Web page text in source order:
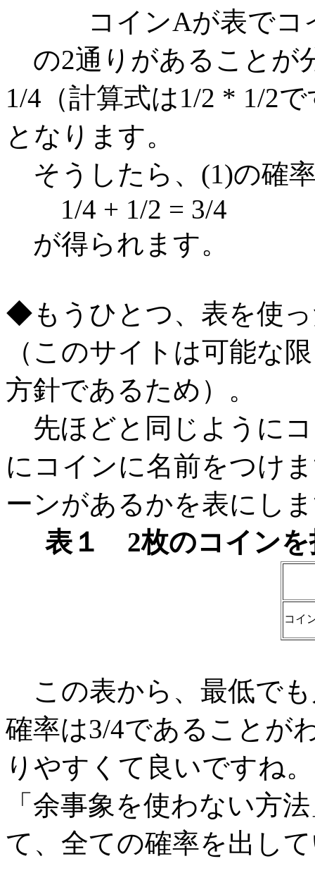
コインAが表でコ
の2通りがあることが
1/4（計算式は1/2 * 1/2
となります。
そうしたら、(1)の確
1/4 + 1/2 = 3/4
が得られます。
◆もうひとつ、表を使
（このサイトは可能な
方針であるため）。
先ほどと同じように
にコインに名前をつけ
ーンがあるかを表にし
表１ 2枚のコインを
コイ
この表から、最低で
確率は3/4であることが
りやすくて良いですね
「余事象を使わない方
て、全ての確率を出し